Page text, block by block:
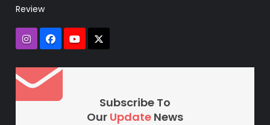
Review
Subscribe To
Our Update News